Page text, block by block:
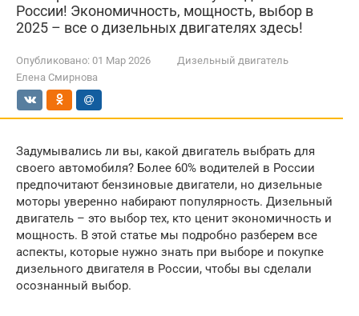
России! Экономичность, мощность, выбор в
2025 – все о дизельных двигателях здесь!
Опубликовано: 01 Мар 2026
Дизельный двигатель
Елена Смирнова
Задумывались ли вы, какой двигатель выбрать для
своего автомобиля? Более 60% водителей в России
предпочитают бензиновые двигатели, но дизельные
моторы уверенно набирают популярность. Дизельный
двигатель – это выбор тех, кто ценит экономичность и
мощность. В этой статье мы подробно разберем все
аспекты, которые нужно знать при выборе и покупке
дизельного двигателя в России, чтобы вы сделали
осознанный выбор.